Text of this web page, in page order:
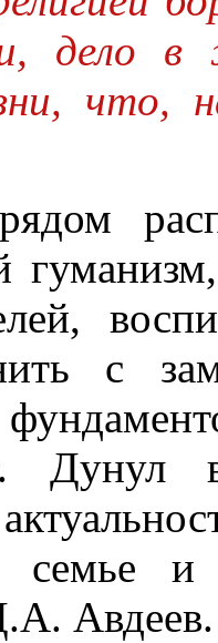
дело
что,
с
семье
Авдеев.